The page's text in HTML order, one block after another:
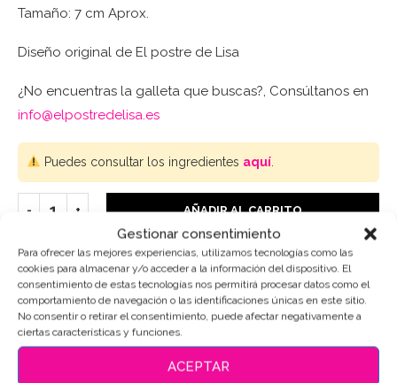
Gestionar consentimiento
Para ofrecer las mejores experiencias, utilizamos tecnologías como las
cookies para almacenar y/o acceder a la información del dispositivo. El
consentimiento de estas tecnologías nos permitirá procesar datos como el
comportamiento de navegación o las identificaciones únicas en este sitio.
No consentir o retirar el consentimiento, puede afectar negativamente a
ciertas características y funciones.
ACEPTAR
Tamaño: 7 cm Aprox.
Diseño original de El postre de Lisa
¿No encuentras la galleta que buscas?, Consúltanos en
info@elpostredelisa.es
Puedes consultar los ingredientes aquí.
AÑADIR AL CARRITO
SKU: 3907
Categoría:
Comida
Etiquetas: